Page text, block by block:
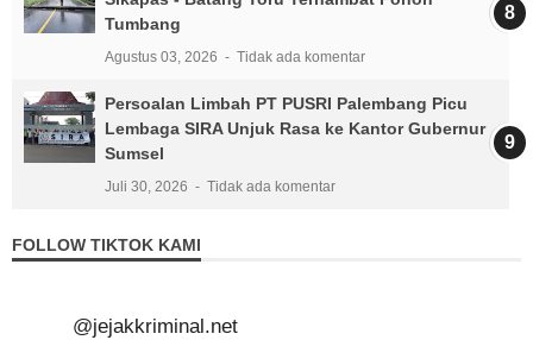
Tumbang
Agustus 03, 2026 Tidak ada komentar
Persoalan Limbah PT PUSRI Palembang Picu
Lembaga SIRA Unjuk Rasa ke Kantor Gubernur
Sumsel
Juli 30, 2026 Tidak ada komentar
FOLLOW TIKTOK KAMI
@jejakkriminal.net